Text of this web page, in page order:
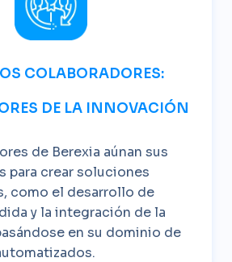
COLABORADORES:
DE LA INNOVACIÓN
de Berexia aúnan sus
para crear soluciones
como el desarrollo de
y la integración de la
en su dominio de